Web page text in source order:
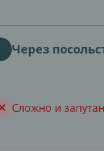
Через
Сложно и